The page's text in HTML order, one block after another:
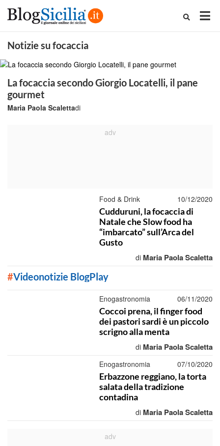
Notizie su focaccia
La focaccia secondo Giorgio Locatelli, il pane
gourmet
di
Maria Paola Scaletta
Food & Drink 10/12/2020
Cudduruni, la focaccia di
Natale che Slow food ha
“imbarcato” sull’Arca del
Gusto
di Maria Paola Scaletta
#Videonotizie BlogPlay
Enogastronomia 06/11/2020
Coccoi prena, il finger food
dei pastori sardi è un piccolo
scrigno alla menta
di Maria Paola Scaletta
Enogastronomia 07/10/2020
Erbazzone reggiano, la torta
salata della tradizione
contadina
di Maria Paola Scaletta